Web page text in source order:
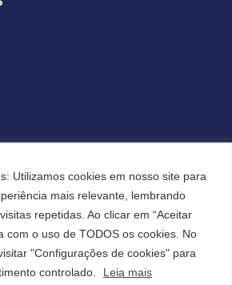
Utilizamos cookies em nosso site para
mais relevante, lembrando
repetidas. Ao clicar em “Aceitar
com o uso de TODOS os cookies. No
"Configurações de cookies" para
controlado.
Leia mais